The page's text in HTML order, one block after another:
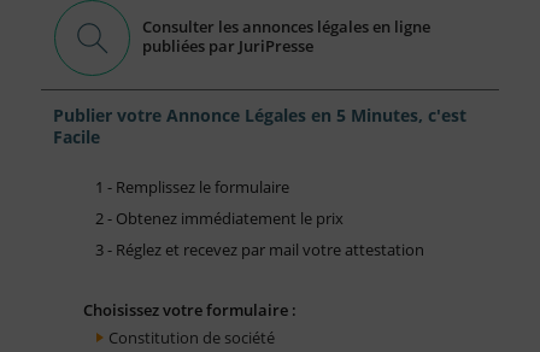
Consulter les annonces légales en ligne
publiées par JuriPresse
Publier votre Annonce Légales en 5 Minutes, c'est
Facile
1 - Remplissez le formulaire
2 - Obtenez immédiatement le prix
3 - Réglez et recevez par mail votre attestation
Choisissez votre formulaire :
Constitution de société